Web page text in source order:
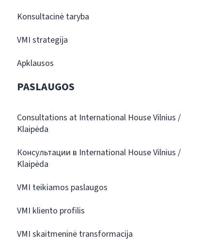
Konsultacinė taryba
VMI strategija
Apklausos
PASLAUGOS
Consultations at International House Vilnius /
Klaipėda
Консультации в International House Vilnius /
Klaipėda
VMI teikiamos paslaugos
VMI kliento profilis
VMI skaitmeninė transformacija